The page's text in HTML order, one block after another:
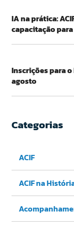
IA na prática:
capacitação
Inscrições para o
agosto
Categorias
ACIF
ACIF na